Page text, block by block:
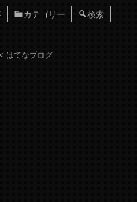
カテゴリー 検索
はてなブログ